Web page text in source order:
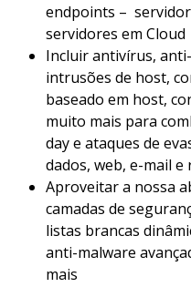
endpoints –
servidores em Cloud
Incluir antivírus,
intrusões de host,
baseado em host,
muito mais para
day e ataques de
dados, web, e-mail e
Aproveitar a nossa
camadas de
listas brancas
anti-malware
mais